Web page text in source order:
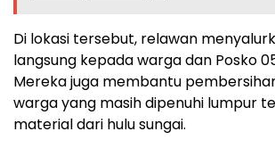
Di lokasi tersebut, relawan
langsung kepada warga dan Posko
Mereka juga membantu
warga yang masih dipenuhi lumpur
material dari hulu sungai.